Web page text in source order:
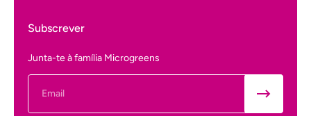
Subscrever
Junta-te à família Microgreens